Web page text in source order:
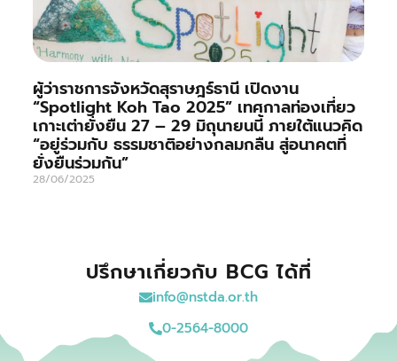
ผู้ว่าราชการจังหวัดสุราษฎร์ธานี เปิดงาน
“Spotlight Koh Tao 2025” เทศกาลท่องเที่ยว
เกาะเต่ายั่งยืน 27 – 29 มิถุนายนนี้ ภายใต้แนวคิด
“อยู่ร่วมกับ ธรรมชาติอย่างกลมกลืน สู่อนาคตที่
ยั่งยืนร่วมกัน”
28/06/2025
ปรึกษาเกี่ยวกับ BCG ได้ที่
info@nstda.or.th
0-2564-8000